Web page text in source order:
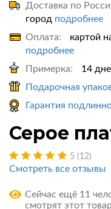
Доставка по
город подробнее
Оплата:
картой
подробнее
Примерка:
14
Подарочная
Гарантия
Серое
5 (12)
Смотреть все отзывы
Сейчас ещё 11
смотрят этот